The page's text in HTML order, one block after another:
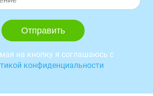
на кнопку я соглашаюсь с
конфиденциальности